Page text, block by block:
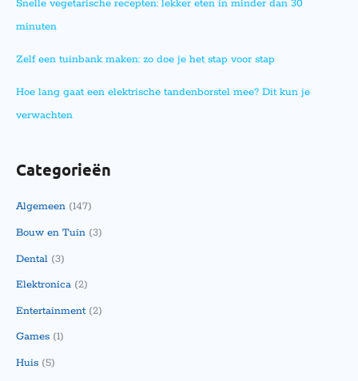
Snelle vegetarische recepten: lekker eten in minder dan 30
minuten
Zelf een tuinbank maken: zo doe je het stap voor stap
Hoe lang gaat een elektrische tandenborstel mee? Dit kun je
verwachten
Categorieën
Algemeen (147)
Bouw en Tuin (3)
Dental (3)
Elektronica (2)
Entertainment(2)
Games (1)
Huis (5)